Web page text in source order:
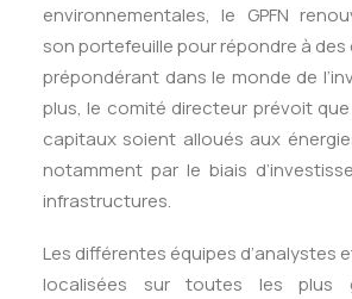
environnementales, le GPFN
son portefeuille pour répondre à
prépondérant dans le monde de
plus, le comité directeur prévoit
capitaux soient alloués aux
notamment par le biais
infrastructures.
Les différentes équipes d’analystes
localisées sur toutes les plus